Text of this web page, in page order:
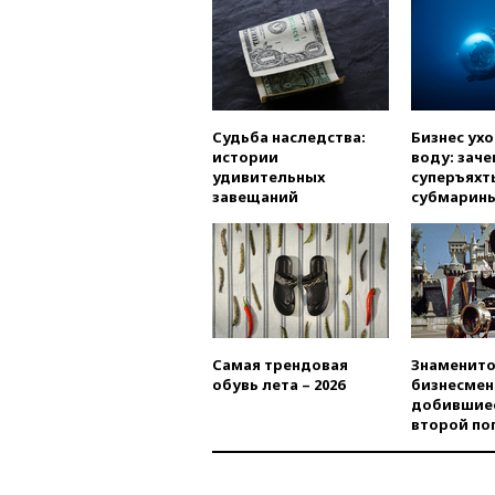
Судьба наследства:
истории
удивительных
завещаний
Бизнес
воду:
Самая трендовая
обувь лета – 2026
второй